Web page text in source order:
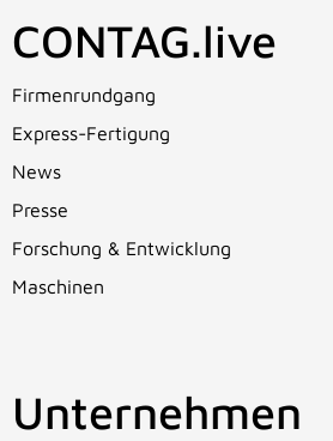
CONTAG.live
Firmenrundgang
Express-Fertigung
News
Presse
Forschung & Entwicklung
Maschinen
Unternehmen